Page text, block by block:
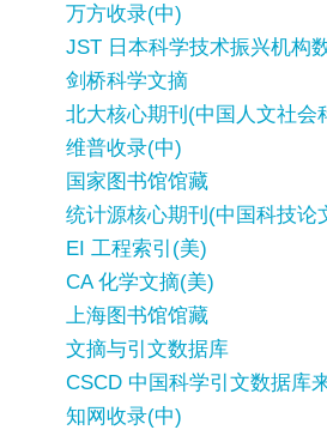
万方收录(中)
JST 日本科学技术振兴机构
剑桥科学文摘
北大核心期刊(中国人文社会
维普收录(中)
国家图书馆馆藏
统计源核心期刊(中国科技论
EI 工程索引(美)
CA 化学文摘(美)
上海图书馆馆藏
文摘与引文数据库
CSCD 中国科学引文数据库
知网收录(中)